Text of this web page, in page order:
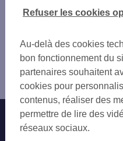
MONDEVILLE
OUISTREHAM RIVA BELLA
ARGENCES
CABOURG
DIVES SUR MER
Vous êtes ici : Accueil
Caen
Agence CAEN
Nos
Au-delà des cookies
bon fonctionnement du
partenaires souhaitent
cookies pour
contenus, réaliser des
permettre de lire des
réseaux sociaux.
Refuser les cookies